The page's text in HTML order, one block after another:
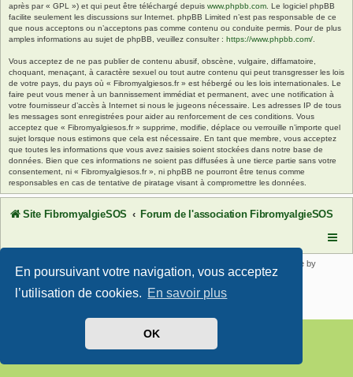
En poursuivant votre navigation, vous acceptez
l’utilisation de cookies. En savoir plus
OK
après par « GPL ») et qui peut être téléchargé depuis www.phpbb.com . Le logiciel phpBB
facilite seulement les discussions sur Internet. phpBB Limited n’est pas responsable de ce
que nous acceptons ou n’acceptons pas comme contenu ou conduite permis. Pour de plus
amples informations au sujet de phpBB, veuillez consulter : https://www.phpbb.com/
Vous acceptez de ne pas publier de contenu abusif, obscène, vulgaire, diffamatoire,
choquant, menaçant, à caractère sexuel ou tout autre contenu qui peut transgresser les lois
de votre pays, du pays où « Fibromyalgiesos.fr » est hébergé ou les lois internationales. Le
faire peut vous mener à un bannissement immédiat et permanent, avec une notification à
votre fournisseur d’accès à Internet si nous le jugeons nécessaire. Les adresses IP de tous
les messages sont enregistrées pour aider au renforcement de ces conditions. Vous
acceptez que « Fibromyalgiesos.fr » supprime, modifie, déplace ou verrouille n’importe quel
sujet lorsque nous estimons que cela est nécessaire. En tant que membre, vous acceptez
que toutes les informations que vous avez saisies soient stockées dans notre base de
données. Bien que ces informations ne soient pas diffusées à une tierce partie sans votre
consentement, ni « Fibromyalgiesos.fr », ni phpBB ne pourront être tenus comme
responsables en cas de tentative de piratage visant à compromettre les données.
Site FibromyalgieSOS Forum de l'association FibromyalgieSOS
® Forum Software © phpBB Limited | SE Square by
PhpBB3 BBCodes
Traduit parphpBB-fr.com